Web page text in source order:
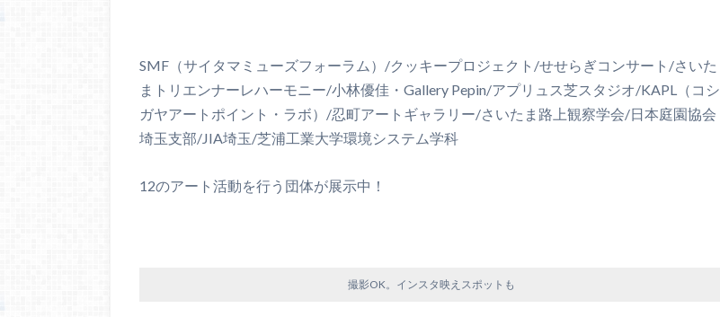
SMF（サイタマミューズフォーラム）/クッキープロジェクト/せせらぎコンサート/さいた
まトリエンナーレハーモニー/小林優佳・Gallery Pepin/アプリュス芝スタジオ/KAPL（コシ
ガヤアートポイント・ラボ）/忍町アートギャラリー/さいたま路上観察学会/日本庭園協会
埼玉支部/JIA埼玉/芝浦工業大学環境システム学科
12のアート活動を行う団体が展示中！
撮影OK。インスタ映えスポットも